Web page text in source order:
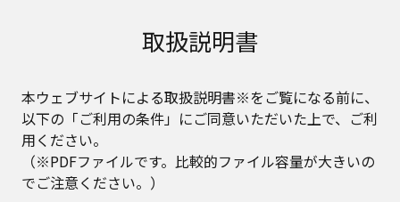
取扱説明書
本ウェブサイトによる取扱説明書※をご覧になる前に、
以下の「ご利用の条件」にご同意いただいた上で、ご利
用ください。
（※PDFファイルです。比較的ファイル容量が大きいの
でご注意ください。）